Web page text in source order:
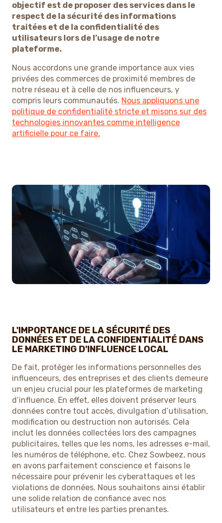
objectif est de proposer des services dans le
respect de la sécurité des informations
traitées et de la confidentialité des
utilisateurs lors de l’usage de notre
plateforme.
Nous accordons une grande importance aux vies
privées des commerces de proximité membres de
notre réseau et à celle de nos influenceurs, y
compris leurs communautés. Nous appliquons une
politique de confidentialité stricte et misons sur des
technologies innovantes comme intelligence
artificielle pour ce faire.
L'IMPORTANCE DE LA SÉCURITÉ DES
DONNÉES ET DE LA CONFIDENTIALITÉ DANS
LE MARKETING D'INFLUENCE LOCAL
De fait, protéger les informations personnelles des
influenceurs, des entreprises et des clients demeure
un enjeu crucial pour les plateformes de marketing
d’influence. En effet, elles doivent préserver leurs
données contre tout accès, divulgation d’utilisation,
modification ou destruction non autorisés. Cela
inclut les données collectées lors des campagnes
publicitaires, telles que les noms, les adresses e-mail,
les numéros de téléphone, etc. Chez Sowbeez, nous
en avons parfaitement conscience et faisons le
nécessaire pour prévenir les cyberattaques et les
violations de données. Nous souhaitons ainsi établir
une solide relation de confiance avec nos
utilisateurs et entre les parties prenantes.